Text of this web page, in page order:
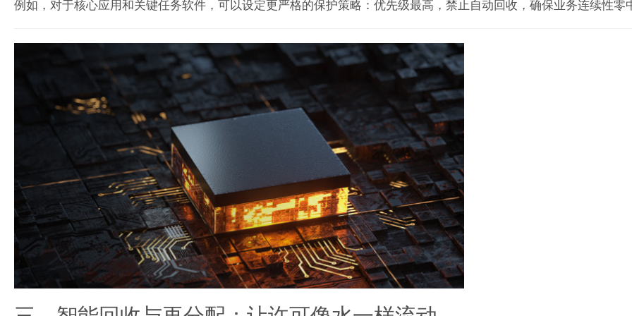
例如，对于核心应用和关键任务软件，可以设定更严格的保护策略：优先级最高，禁止自动回收，确保业务连续性零